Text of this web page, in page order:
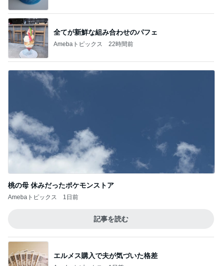
全てが新鮮な組み合わせのパフェ
Amebaトピックス 22時間前
桃の母 休みだったポケモンストア
Amebaトピックス 1日前
記事を読む
エルメス購入で夫が気づいた格差